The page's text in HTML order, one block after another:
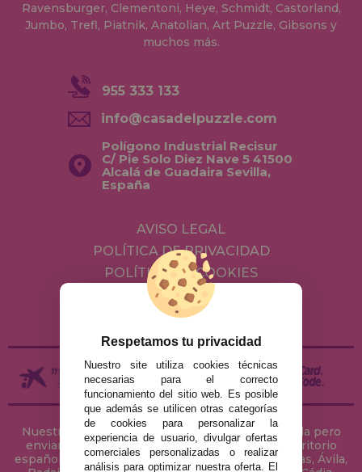
Ravensburger, Clementoni, Heye, Schmidt, Castorland,
Jumbo, Trefl, Piatnik, Anatolian, Art Puzzle, Gibsons y
muchos más.
955 333 133
info@casadelpuzzle.com
Polígono Industrial Recisur
C/ Pie Solo Diez Nave 5 41500
Alcalá de Guadaira Sevilla,
España
AVISO LEGAL
POLÍTICA DE PRIVACIDAD
POLÍTICA DE COOKIES
ENVÍOS Y DEVOLUCIONES
DEVOLUCIONES / DESISTIMIENTO
Nuestra tienda de puzzles está ubicada en Sevilla pero
enviamos tus puzzles a cualquier ciudad del territorio
español: Álava, Albacete, Alicante, Almería, Asturias, Ávila,
Respetamos tu privacidad
Nuestro site utiliza cookies técnicas
necesarias para el correcto
funcionamiento del sitio web. Es posible
que además se utilicen otras categorías
de cookies para personalizar la
experiencia de usuario, divulgar ofertas
comerciales personalizadas o realizar
análisis para optimizar nuestra oferta. El